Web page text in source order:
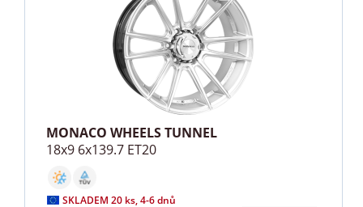
MONACO WHEELS TUNNEL
18x9 6x139.7 ET20
SKLADEM 20 ks, 4-6 dnů